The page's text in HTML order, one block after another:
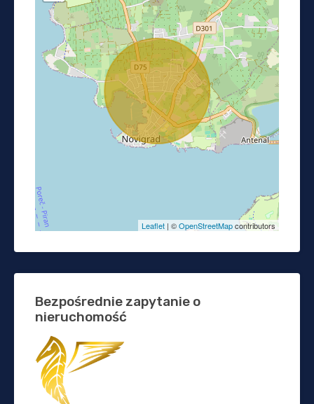
Leaflet | ©OpenStreetMapcontributors
Bezpośrednie zapytanie o
nieruchomość